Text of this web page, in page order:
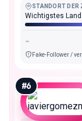
STANDORT DER
Wichtigstes Land
-
Fake-Follower /
#6